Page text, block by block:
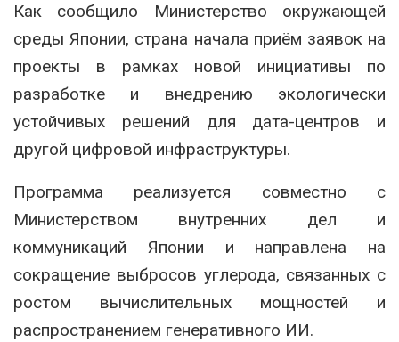
Как сообщило Министерство окружающей
среды Японии, страна начала приём заявок на
проекты в рамках новой инициативы по
разработке и внедрению экологически
устойчивых решений для дата-центров и
другой цифровой инфраструктуры.
Программа реализуется совместно с
Министерством внутренних дел и
коммуникаций Японии и направлена на
сокращение выбросов углерода, связанных с
ростом вычислительных мощностей и
распространением генеративного ИИ.